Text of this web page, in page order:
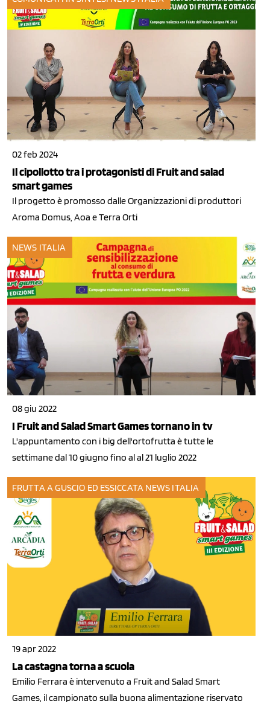
02 feb 2024
Il cipollotto tra i protagonisti di Fruit and salad
smart games
Il progetto è promosso dalle Organizzazioni di produttori
Aroma Domus, Aoa e Terra Orti
NEWS ITALIA
08 giu 2022
I Fruit and Salad Smart Games tornano in tv
L'appuntamento con i big dell'ortofrutta è tutte le
settimane dal 10 giugno fino al al 21 luglio 2022
FRUTTA A GUSCIO ED ESSICCATA NEWS ITALIA
19 apr 2022
La castagna torna a scuola
Emilio Ferrara è intervenuto a Fruit and Salad Smart
Games, il campionato sulla buona alimentazione riservato